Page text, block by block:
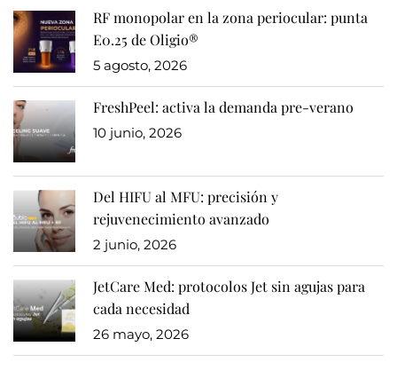
RF monopolar en la zona periocular: punta
E0.25 de Oligio®
5 agosto, 2026
FreshPeel: activa la demanda pre-verano
10 junio, 2026
Del HIFU al MFU: precisión y
rejuvenecimiento avanzado
2 junio, 2026
JetCare Med: protocolos Jet sin agujas para
cada necesidad
26 mayo, 2026